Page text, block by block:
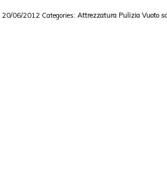
20/06/2012 Categories: Attrezzatura Pulizia Vuoto